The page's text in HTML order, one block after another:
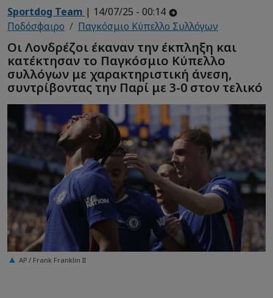
Sportdog Team | 14/07/25 - 00:14
Ποδόσφαιρο
Παγκόσμιο Κύπελλο Συλλόγων
Οι Λονδρέζοι έκαναν την έκπληξη και
κατέκτησαν το Παγκόσμιο Κύπελλο
συλλόγων με χαρακτηριστική άνεση,
συντρίβοντας την Παρί με 3-0 στον τελικό
AP / Frank Franklin II